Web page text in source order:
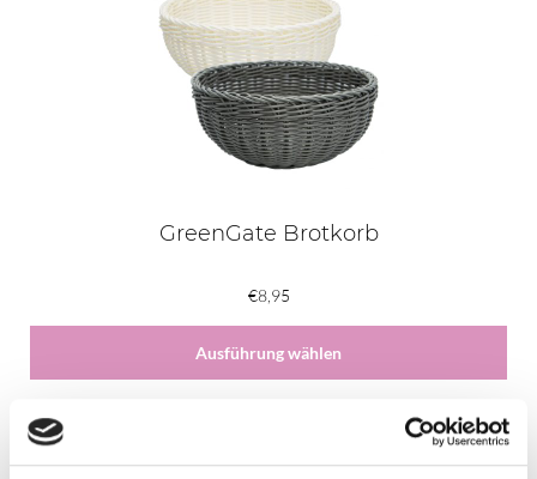
GreenGate Brotkorb
€8,95
Ausführung wählen